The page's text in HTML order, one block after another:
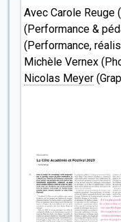
Avec Carole Reuge
(Performance &
(Performance,
Michèle Vernex
Nicolas Meyer